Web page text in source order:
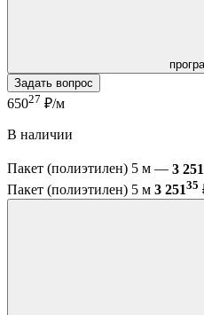
Задать вопрос
65027 ₽/м
В наличии
Пакет (полиэтилен) 5 м — 3 251
Пакет (полиэтилен) 5 м 3 25135